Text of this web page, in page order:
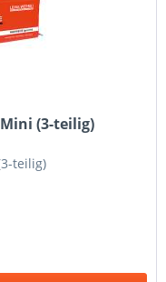
(3-teilig)
teilig)